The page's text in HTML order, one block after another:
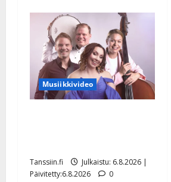
Musiikkivideo
Tanssiin.fi
Julkaistu: 6.8.2026 |
Päivitetty:6.8.2026
0